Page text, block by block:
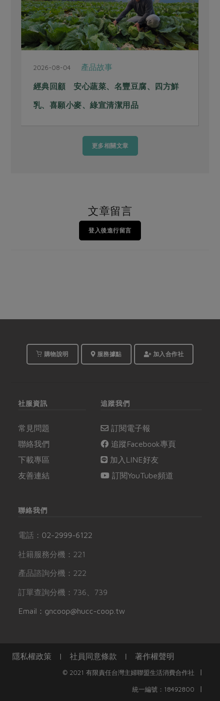
2026-08-04 產品故事
經典回顧 安心蔬菜、名豐豆腐、四方鮮
乳、喜願小麥、綠宣清潔用品
更多相關文章
文章留言
登入後進行留言
購物說明 服務據點 加入合作社
社服資訊
常見問題
聯絡我們
下載專區
友善連結
追蹤我們
訂閱電子報
追蹤Facebook專頁
加入LINE好友
訂閱YouTube頻道
聯絡我們
電話： 02-2999-6122
社籍服務分機：221
產品諮詢分機：222
訂單查詢分機：736、739
Email：gncoop@hucc-coop.tw
隱私權政策 | 社員同意條款 | 著作權聲明
© 2021 有限責任台灣主婦聯盟生活消費合作社 |
統一編號：18492800
|